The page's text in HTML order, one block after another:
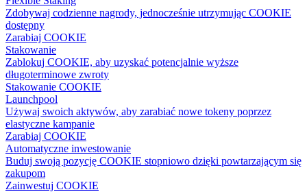
Zdobywaj codzienne nagrody, jednocześnie utrzymując COOKIE
dostępny
Zarabiaj COOKIE
Stakowanie
Zablokuj COOKIE, aby uzyskać potencjalnie wyższe
długoterminowe zwroty
Stakowanie COOKIE
Launchpool
Używaj swoich aktywów, aby zarabiać nowe tokeny poprzez
elastyczne kampanie
Zarabiaj COOKIE
Automatyczne inwestowanie
Buduj swoją pozycję COOKIE stopniowo dzięki powtarzającym się
zakupom
Zainwestuj COOKIE